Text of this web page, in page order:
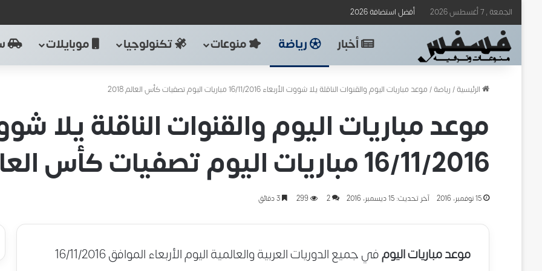
الجمعة , 7 أغسطس 2026 أفضل استضافة 2026
أخبار رياضة منوعات تكنولوجيا موبايلات
الرئيسية/رياضة/موعد مباريات اليوم والقنوات الناقلة يلا شووت الأربعاء 16/11/2016 مباريات اليوم تصفيات كأس العالم 2018
موعد مباريات اليوم والقنوات الناقلة يلا
16/11/2016 مباريات اليوم تصفيات كأس العالم 2018
15 نوفمبر، 2016 آخر تحديث: 15 ديسمبر، 2016 2
299 3 دقائق
موعد مباريات اليوم
في جميع الدوريات العربية والعالمية اليوم الأربعاء الموافق 16/11/2016